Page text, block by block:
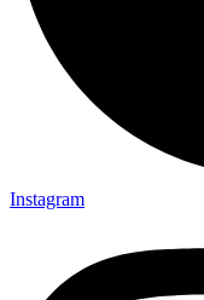
Instagram